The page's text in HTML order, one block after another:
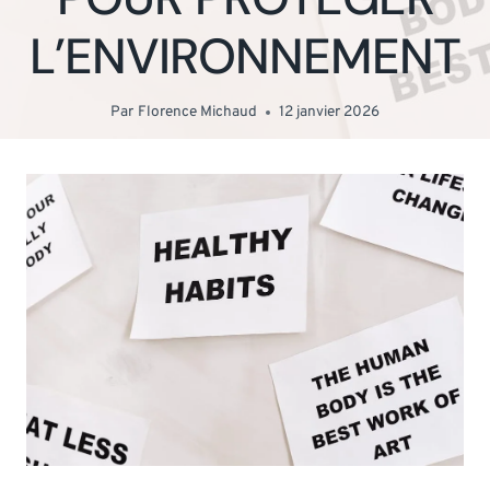
L’ENVIRONNEMENT
Par Florence Michaud 12 janvier 2026